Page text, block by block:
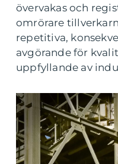
övervakas och
omrörare
repetitiva,
avgörande för
uppfyllande av